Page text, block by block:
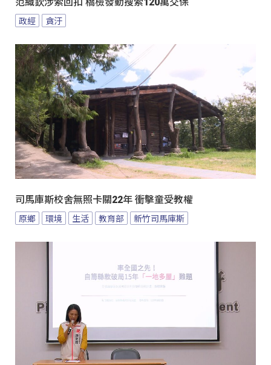
政經 貪汙
司馬庫斯校舍無照卡關22年 衝擊童受教權
原鄉 環境 生活 教育部 新竹司馬庫斯